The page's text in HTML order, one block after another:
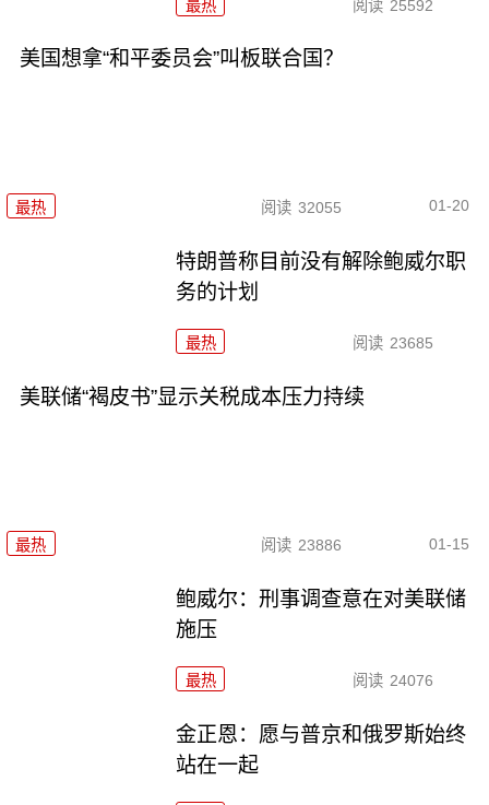
最热 阅读 25592
美国想拿“和平委员会”叫板联合国？
最热 阅读 32055 01-20
特朗普称目前没有解除鲍威尔职
务的计划
最热 阅读 23685
美联储“褐皮书”显示关税成本压力持续
最热 阅读 23886 01-15
鲍威尔：刑事调查意在对美联储
施压
最热 阅读 24076
金正恩：愿与普京和俄罗斯始终
站在一起